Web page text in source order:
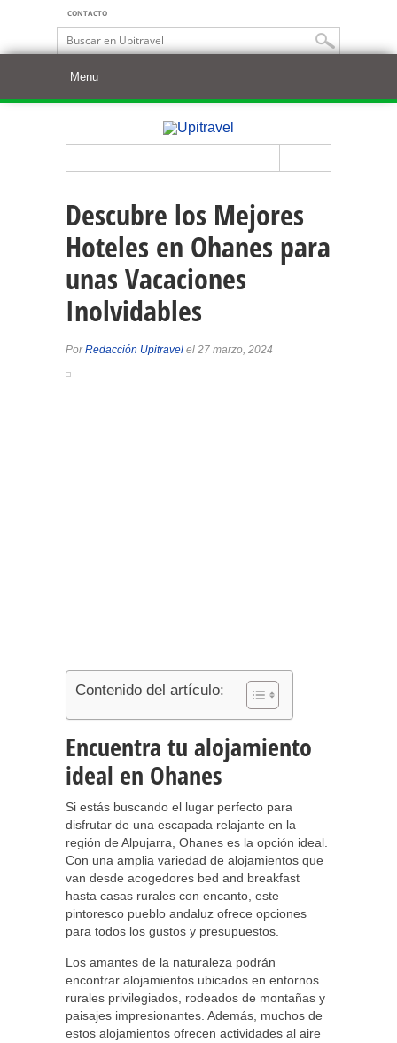
CONTACTO
Descubre los Mejores
Hoteles en Ohanes para
unas Vacaciones
Inolvidables
PorRedacción Upitravel el 27 marzo, 2024
Contenido del artículo:
Encuentra tu alojamiento
ideal en Ohanes
Si estás buscando el lugar perfecto para
disfrutar de una escapada relajante en la
región de Alpujarra, Ohanes es la opción ideal.
Con una amplia variedad de alojamientos que
van desde acogedores bed and breakfast
hasta casas rurales con encanto, este
pintoresco pueblo andaluz ofrece opciones
para todos los gustos y presupuestos.
Los amantes de la naturaleza podrán
encontrar alojamientos ubicados en entornos
rurales privilegiados, rodeados de montañas y
paisajes impresionantes. Además, muchos de
estos alojamientos ofrecen actividades al aire